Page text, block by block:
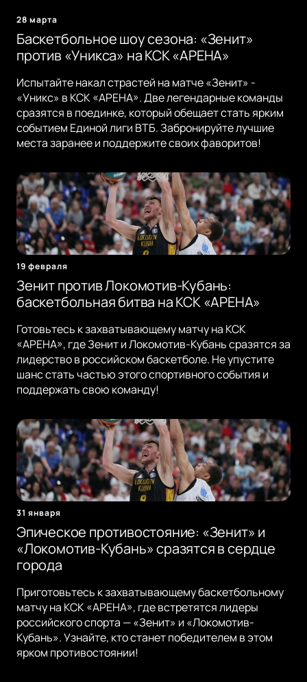
28 марта
Баскетбольное шоу сезона: «Зенит»
против «Уникса» на КСК «АРЕНА»
Испытайте накал страстей на матче «Зенит» -
«Уникс» в КСК «АРЕНА». Две легендарные команды
сразятся в поединке, который обещает стать ярким
событием Единой лиги ВТБ. Забронируйте лучшие
места заранее и поддержите своих фаворитов!
19 февраля
Зенит против Локомотив-Кубань:
баскетбольная битва на КСК «АРЕНА»
Готовьтесь к захватывающему матчу на КСК
«АРЕНА», где Зенит и Локомотив-Кубань сразятся за
лидерство в российском баскетболе. Не упустите
шанс стать частью этого спортивного события и
поддержать свою команду!
31 января
Эпическое противостояние: «Зенит» и
«Локомотив-Кубань» сразятся в сердце
города
Приготовьтесь к захватывающему баскетбольному
матчу на КСК «АРЕНА», где встретятся лидеры
российского спорта — «Зенит» и «Локомотив-
Кубань». Узнайте, кто станет победителем в этом
ярком противостоянии!